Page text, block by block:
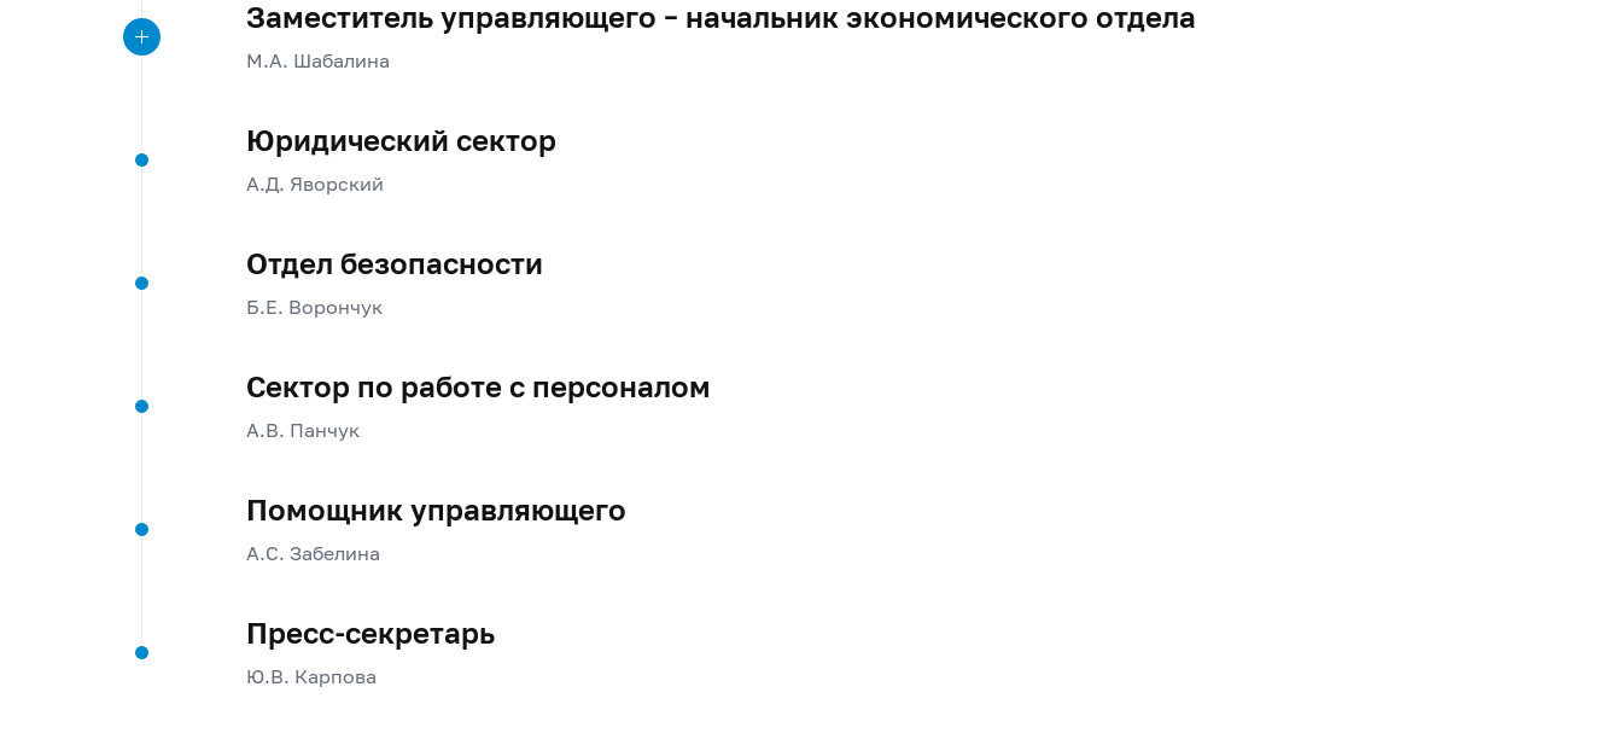
Заместитель управляющего – начальник экономического отдела
М.А. Шабалина
Юридический сектор
А.Д. Яворский
Отдел безопасности
Б.Е. Ворончук
Сектор по работе с персоналом
А.В. Панчук
Помощник управляющего
А.С. Забелина
Пресс-секретарь
Ю.В. Карпова